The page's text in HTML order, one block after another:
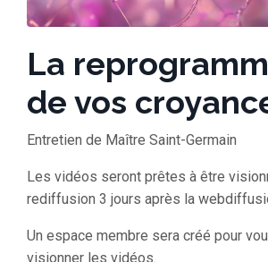
La
de vos
Entretien de Maître Saint-Germain
Les vidéos seront prêtes à être
rediffusion 3 jours après la
Un espace membre sera créé pour
visionner les vidéos.